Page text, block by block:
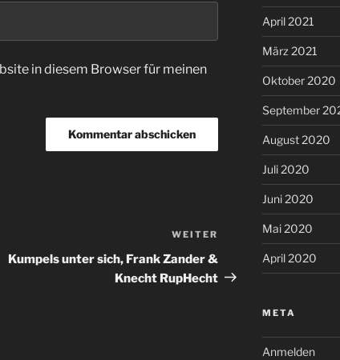
in diesem Browser für meinen
Nächster
Beitrag
WEITER
Kumpels unter sich, Frank Zander &
Knecht RupHecht
April 2021
März 2021
Oktober 2020
September
August 2020
Juli 2020
Juni 2020
Mai 2020
April 2020
META
Anmelden